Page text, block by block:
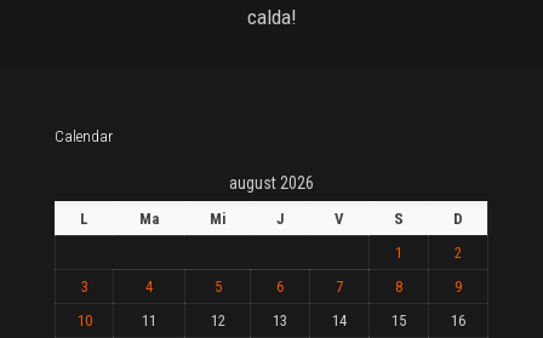
calda!
Calendar
august 2026
L Ma Mi J V S
D
1
2
3
4 5 6 7 8
9
10
11 12 13 14 15
16